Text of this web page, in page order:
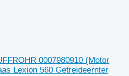
0007980910 (Motor
Lexion 560 Getreideernter